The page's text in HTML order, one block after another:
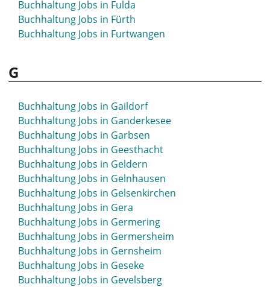
Buchhaltung Jobs in Fulda
Buchhaltung Jobs in Fürth
Buchhaltung Jobs in Furtwangen
G
Buchhaltung Jobs in Gaildorf
Buchhaltung Jobs in Ganderkesee
Buchhaltung Jobs in Garbsen
Buchhaltung Jobs in Geesthacht
Buchhaltung Jobs in Geldern
Buchhaltung Jobs in Gelnhausen
Buchhaltung Jobs in Gelsenkirchen
Buchhaltung Jobs in Gera
Buchhaltung Jobs in Germering
Buchhaltung Jobs in Germersheim
Buchhaltung Jobs in Gernsheim
Buchhaltung Jobs in Geseke
Buchhaltung Jobs in Gevelsberg